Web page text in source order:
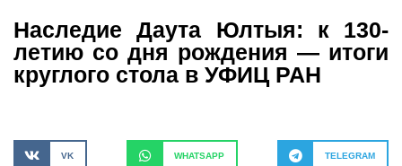
Наследие Даута Юлтыя: к 130-
летию со дня рождения — итоги
круглого стола в УФИЦ РАН
VK WHATSAPP TELEGRAM